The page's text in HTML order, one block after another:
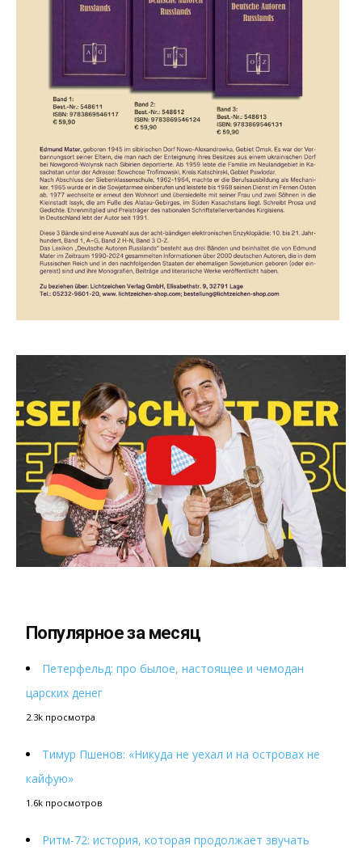
Популярное за месяц
Петерфельд: про былое, настоящее и чемодан
царских денег
2.3k просмотра
Тимур Пшенов: «Никуда не уехал и на островах не
кайфую»
1.6k просмотров
Ритм-72: история, которая продолжает звучать